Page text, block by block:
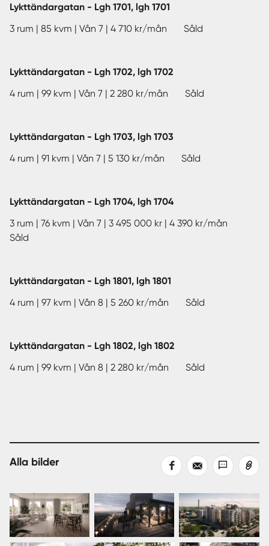
Lykttändargatan - Lgh 1701, lgh 1701
3 rum | 85 kvm | Vån 7 | 4 710 kr/mån Såld
Lykttändargatan - Lgh 1702, lgh 1702
4 rum | 99 kvm | Vån 7 | 2 280 kr/mån Såld
Lykttändargatan - Lgh 1703, lgh 1703
4 rum | 91 kvm | Vån 7 | 5 130 kr/mån Såld
Lykttändargatan - Lgh 1704, lgh 1704
3 rum | 76 kvm | Vån 7 | 3 495 000 kr | 4 390 kr/mån
Såld
Lykttändargatan - Lgh 1801, lgh 1801
4 rum | 97 kvm | Vån 8 | 5 260 kr/mån Såld
Lykttändargatan - Lgh 1802, lgh 1802
4 rum | 99 kvm | Vån 8 | 2 280 kr/mån Såld
Alla bilder
Dela
Dela
med
Dela
med
Kopiera
länk